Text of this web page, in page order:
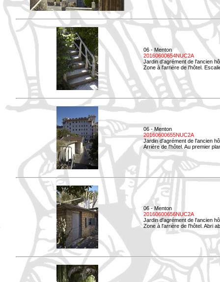
06 - Menton
20160600654NUC2A
Jardin d'agrément de l'ancien
Zone à l'arrière de l'hôtel.
06 - Menton
20160600655NUC2A
Jardin d'agrément de l'ancien
Arrière de l'hôtel. Au premier
06 - Menton
20160600656NUC2A
Jardin d'agrément de l'ancien
Zone à l'arrière de l'hôtel. Abri